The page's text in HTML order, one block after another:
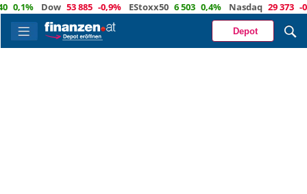
0,1% Dow 53 885 -0,9% EStoxx50 6 503 0,4% Nasdaq 29 373 -
Depot